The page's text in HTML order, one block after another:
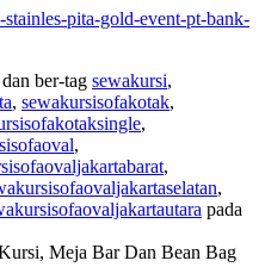
pita-gold-event-pt-bank-
dan ber-tag sewakursi,
, sewakursisofakotak,
,
,
,
,
pada